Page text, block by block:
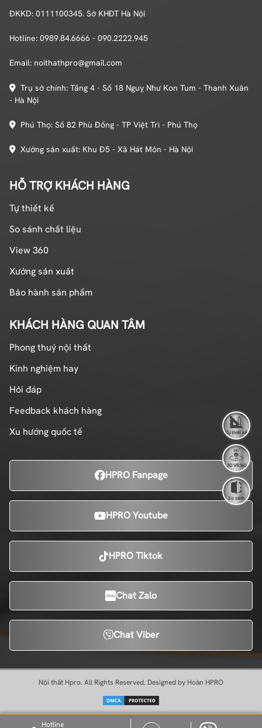
ĐKKD: 0111100345. Sở KHĐT Hà Nội
Hotline: 0989.84.6666 - 090.2222.945
Email: noithathpro@gmail.com
Trụ sở chính: Tầng 4 - Số 18 Nguỵ Như Kon Tum - Thanh Xuân
- Hà Nội
Phú Thọ: Số 82 Phù Đổng - TP Việt Trì - Phú Thọ
Xưởng sản xuất: Khu Đ5 - Xã Hát Môn - Hà Nội
HỖ TRỢ KHÁCH HÀNG
Tự thiết kế
So sánh chất liệu
View 360
Xưởng sản xuất
Bảo hành sản phẩm
KHÁCH HÀNG QUAN TÂM
Phong thuỷ nội thất
Kinh nghiệm hay
Hỏi đáp
Feedback khách hàng
Xu hướng quốc tế
HPRO Fanpage
HPRO Youtube
HPRO Tiktok
Chat Zalo
Chat Viber
Nội thất Hpro. All Rights Reserved. Designed by Hoàn HPRO
Hotline
Tự thiết kế
3D VR360
So sánh